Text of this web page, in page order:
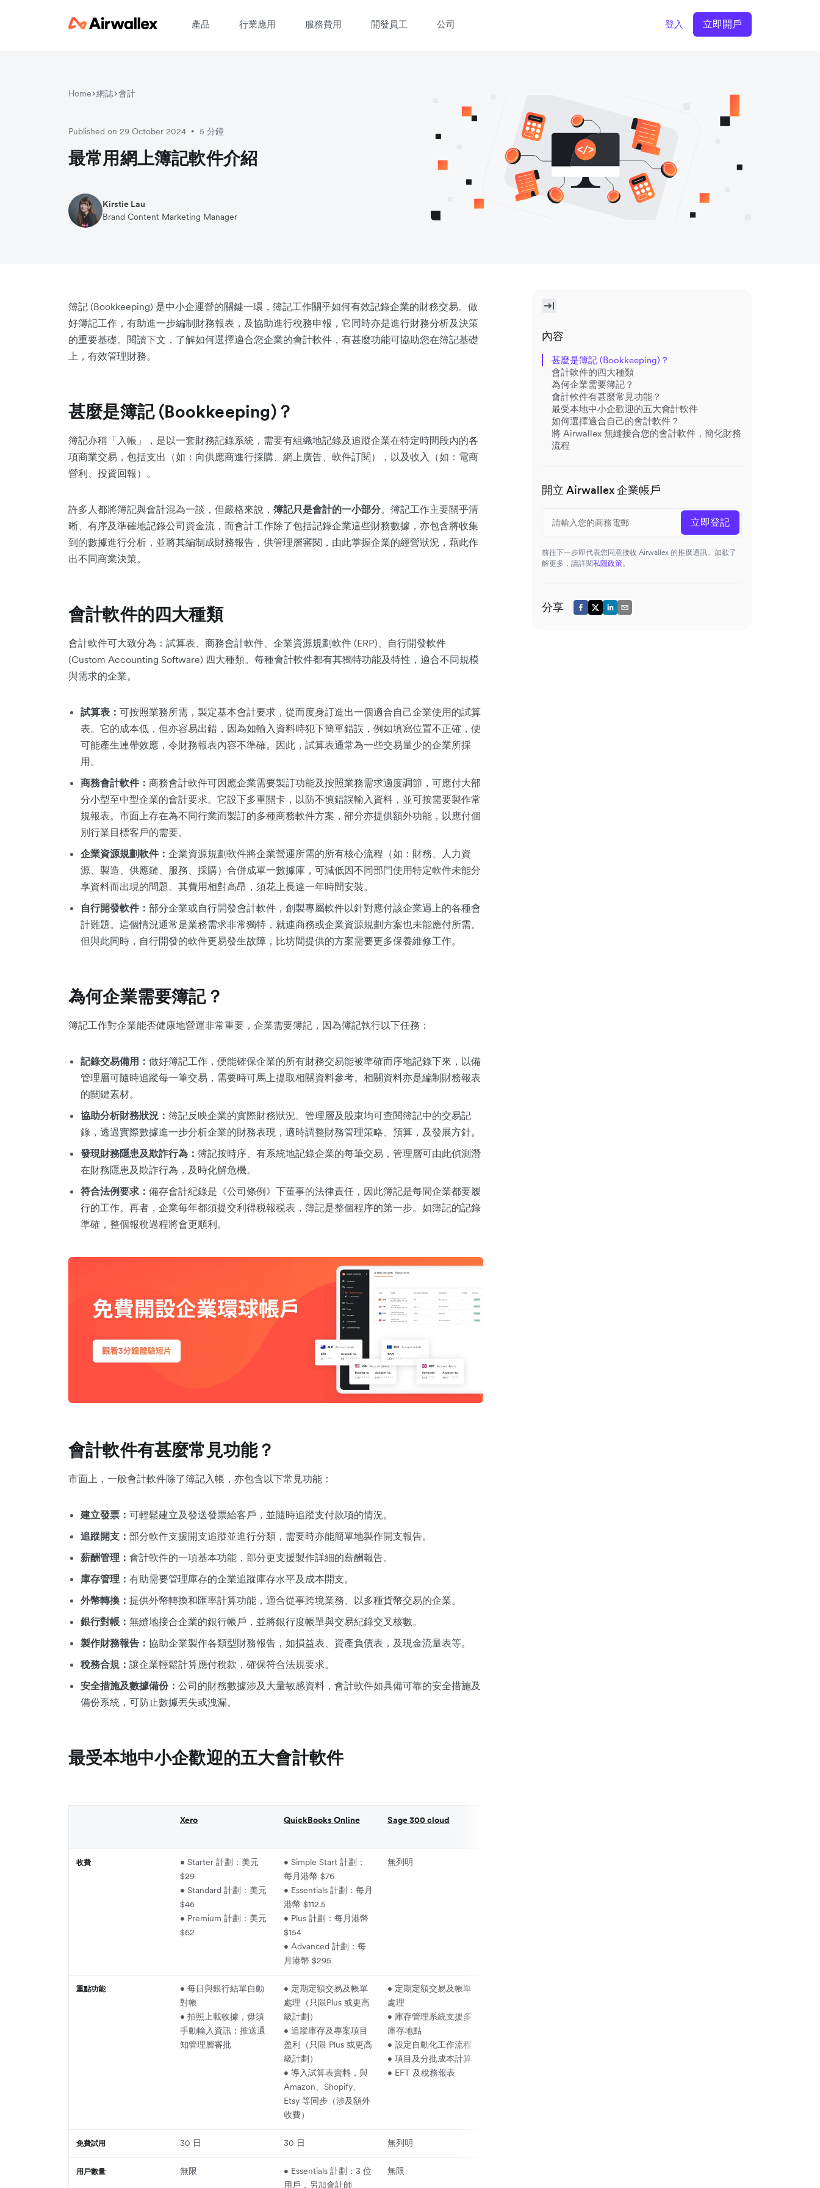
產品 行業應用 服務費用 開發員工 公司 登入 立即開戶
Home 網誌 會計
Published on 29 October 2024 • 5 分鐘
最常用網上簿記軟件介紹
Kirstie Lau
Brand Content Marketing Manager
簿記 (Bookkeeping) 是中小企運營的關鍵一環，簿記工作關乎如何有效記錄企業的財務交易。做
好簿記工作，有助進一步編制財務報表，及協助進行稅務申報，它同時亦是進行財務分析及決策
的重要基礎。閱讀下文，了解如何選擇適合您企業的會計軟件，有甚麼功能可協助您在簿記基礎
上，有效管理財務。
甚麼是簿記 (Bookkeeping)？
簿記亦稱「入帳」，是以一套財務記錄系統，需要有組織地記錄及追蹤企業在特定時間段內的各
項商業交易，包括支出（如：向供應商進行採購、網上廣告、軟件訂閱），以及收入（如：電商
營利、投資回報）。
許多人都將簿記與會計混為一談，但嚴格來說， 簿記只是會計的一小部分。簿記工作主要關乎清
晰、有序及準確地記錄公司資金流，而會計工作除了包括記錄企業這些財務數據，亦包含將收集
到的數據進行分析，並將其編制成財務報告，供管理層審閱，由此掌握企業的經營狀況，藉此作
出不同商業決策。
會計軟件的四大種類
會計軟件可大致分為：試算表、商務會計軟件、企業資源規劃軟件 (ERP)、自行開發軟件
(Custom Accounting Software) 四大種類。每種會計軟件都有其獨特功能及特性，適合不同規模
與需求的企業。
試算表： 可按照業務所需，製定基本會計要求，從而度身訂造出一個適合自己企業使用的試算
表。它的成本低，但亦容易出錯，因為如輸入資料時犯下簡單錯誤，例如填寫位置不正確，便
可能產生連帶效應，令財務報表內容不準確。因此，試算表通常為一些交易量少的企業所採
用。
商務會計軟件： 商務會計軟件可因應企業需要製訂功能及按照業務需求適度調節，可應付大部
分小型至中型企業的會計要求。它設下多重關卡，以防不慎錯誤輸入資料，並可按需要製作常
規報表。市面上存在為不同行業而製訂的多種商務軟件方案，部分亦提供額外功能，以應付個
別行業目標客戶的需要。
企業資源規劃軟件： 企業資源規劃軟件將企業營運所需的所有核心流程（如：財務、人力資
源、製造、供應鏈、服務、採購）合併成單一數據庫，可減低因不同部門使用特定軟件未能分
享資料而出現的問題。其費用相對高昂，須花上長達一年時間安裝。
自行開發軟件： 部分企業或自行開發會計軟件，創製專屬軟件以針對應付該企業遇上的各種會
計難題。這個情況通常是業務需求非常獨特，就連商務或企業資源規劃方案也未能應付所需。
但與此同時，自行開發的軟件更易發生故障，比坊間提供的方案需要更多保養維修工作。
為何企業需要簿記？
簿記工作對企業能否健康地營運非常重要，企業需要簿記，因為簿記執行以下任務：
記錄交易備用： 做好簿記工作，便能確保企業的所有財務交易能被準確而序地記錄下來，以備
管理層可隨時追蹤每一筆交易，需要時可馬上提取相關資料參考。相關資料亦是編制財務報表
的關鍵素材。
協助分析財務狀況： 簿記反映企業的實際財務狀況。管理層及股東均可查閱簿記中的交易記
錄，透過實際數據進一步分析企業的財務表現，適時調整財務管理策略、預算，及發展方針。
發現財務隱患及欺詐行為： 簿記按時序、有系統地記錄企業的每筆交易，管理層可由此偵測潛
在財務隱患及欺詐行為，及時化解危機。
符合法例要求： 備存會計紀錄是《公司條例》下董事的法律責任，因此簿記是每間企業都要履
行的工作。再者，企業每年都須提交利得税報税表，簿記是整個程序的第一步。如簿記的記錄
準確，整個報稅過程將會更順利。
會計軟件有甚麼常見功能？
市面上，一般會計軟件除了簿記入帳，亦包含以下常見功能：
建立發票： 可輕鬆建立及發送發票給客戶，並隨時追蹤支付款項的情況。
追蹤開支： 部分軟件支援開支追蹤並進行分類，需要時亦能簡單地製作開支報告。
薪酬管理： 會計軟件的一項基本功能，部分更支援製作詳細的薪酬報告。
庫存管理： 有助需要管理庫存的企業追蹤庫存水平及成本開支。
外幣轉換： 提供外幣轉換和匯率計算功能，適合從事跨境業務、以多種貨幣交易的企業。
銀行對帳： 無縫地接合企業的銀行帳戶，並將銀行度帳單與交易紀錄交叉核數。
製作財務報告： 協助企業製作各類型財務報告，如損益表、資產負債表，及現金流量表等。
稅務合規： 讓企業輕鬆計算應付稅款，確保符合法規要求。
安全措施及數據備份： 公司的財務數據涉及大量敏感資料，會計軟件如具備可靠的安全措施及
備份系統，可防止數據丟失或洩漏。
最受本地中小企歡迎的五大會計軟件
Xero QuickBooks Online Sage 300 cloud
收費
• Starter 計劃：美元
$29
• Standard 計劃：美元
$46
• Premium 計劃：美元
$62
• Simple Start 計劃：
每月港幣 $76
• Essentials 計劃：每月
港幣 $112.5
• Plus 計劃：每月港幣
$154
• Advanced 計劃：每
月港幣 $295
無列明
重點功能
• 每日與銀行結單自動
對帳
• 拍照上載收據，毋須
手動輸入資訊；推送通
知管理層審批
• 定期定額交易及帳單
處理（只限Plus 或更高
級計劃）
• 追蹤庫存及專案項目
盈利（只限 Plus 或更高
級計劃）
• 導入試算表資料，與
Amazon、Shopify、
Etsy 等同步（涉及額外
收費）
• 定期定額交易及帳單
處理
• 庫存管理系統支援多
庫存地點
• 設定自動化工作流程
• 項目及分批成本計算
• EFT 及稅務報表
免費試用 30 日 30 日 無列明
用戶數量 無限
• Essentials 計劃：3 位
用戶，另加會計師
無限
內容
甚麼是簿記 (Bookkeeping)？
會計軟件的四大種類
為何企業需要簿記？
會計軟件有甚麼常見功能？
最受本地中小企歡迎的五大會計軟件
如何選擇適合自己的會計軟件？
將 Airwallex 無縫接合您的會計軟件，簡化財務
流程
開立 Airwallex 企業帳戶
立即登記
前往下一步即代表您同意接收 Airwallex 的推廣通訊。如欲了
解更多，請詳閱私隱政策。
分享